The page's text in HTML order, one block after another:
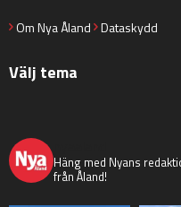
Om Nya Åland Dataskydd
Välj tema
Häng med Nyans
från Åland!